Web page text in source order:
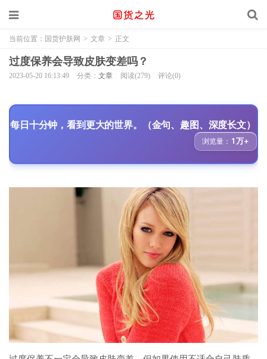
当前位置： 国货护肤网 > 文章 > 正文
过度保养会导致皮肤变差吗？
2023-05-20 16:13:49 分类： 文章 阅读(279) 评论(0)
每日十分钟，看到更大的世界。（金句、趣图、深度长文）
浏览量： 1万+